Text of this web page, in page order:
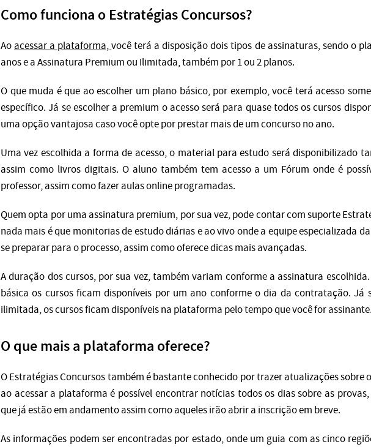
Como funciona o Estratégias Concursos?
Aoacessar a plataforma,você terá a disposição dois tipos de assinaturas, sendo o
anos e a Assinatura Premium ou Ilimitada, também por 1 ou 2 planos.
O que muda é que ao escolher um plano básico, por exemplo, você terá acesso
específico. Já se escolher a premium o acesso será para quase todos os cursos
uma opção vantajosa caso você opte por prestar mais de um concurso no ano.
Uma vez escolhida a forma de acesso, o material para estudo será disponibilizado
assim como livros digitais. O aluno também tem acesso a um Fórum onde é
professor, assim como fazer aulas online programadas.
Quem opta por uma assinatura premium, por sua vez, pode contar com suporte
nada mais é que monitorias de estudo diárias e ao vivo onde a equipe especializada
se preparar para o processo, assim como oferece dicas mais avançadas.
A duração dos cursos, por sua vez, também variam conforme a assinatura
básica os cursos ficam disponíveis por um ano conforme o dia da contratação. Já
ilimitada, os cursos ficam disponíveis na plataforma pelo tempo que você for assinante.
O que mais a plataforma oferece?
O Estratégias Concursos também é bastante conhecido por trazer atualizações sobre
ao acessar a plataforma é possível encontrar notícias todos os dias sobre as
que já estão em andamento assim como aqueles irão abrir a inscrição em breve.
As informações podem ser encontradas por estado, onde um guia com as cinco